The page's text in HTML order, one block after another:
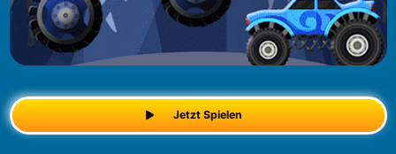
Jetzt Spielen